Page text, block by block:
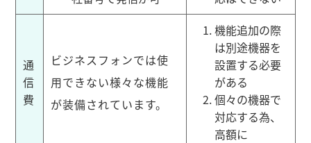
通
信
費
ビジネスフォンでは使
用できない様々な機能
が装備されています。
機能追加の際
は別途機器を
設置する必要
がある
個々の機器で
対応する為、
高額に